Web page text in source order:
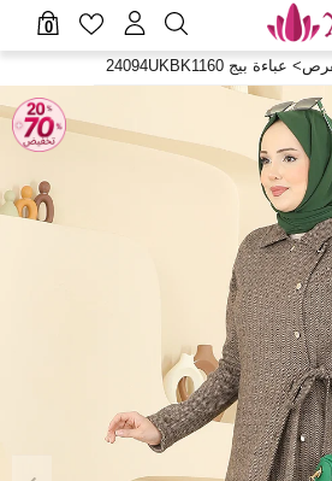
0
> عباءة بيج 24094UKBK1160